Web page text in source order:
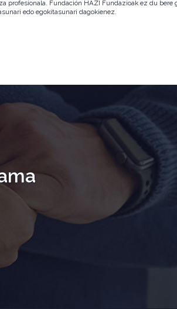
profesionala. Fundación HAZI Fundazioak ez du bere
edo egokitasunari dagokienez.